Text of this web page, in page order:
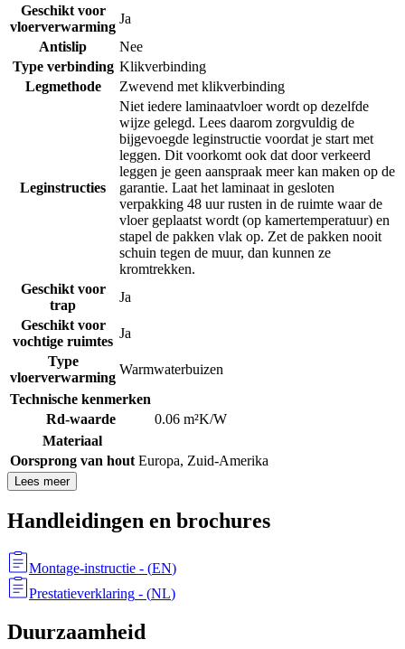
Geschikt voor
vloerverwarming
Ja
Antislip
Nee
Type verbinding Klikverbinding
Legmethode
Zwevend met klikverbinding
Leginstructies
Niet iedere laminaatvloer wordt op dezelfde
wijze gelegd. Lees daarom zorgvuldig de
bijgevoegde leginstructie voordat je start met
leggen. Dit voorkomt ook dat door verkeerd
leggen je geen aanspraak meer kan maken op de
garantie. Laat het laminaat in gesloten
verpakking 48 uur rusten in de ruimte waar de
vloer geplaatst wordt (op kamertemperatuur) en
stapel de pakken vlak op. Zet de pakken nooit
schuin tegen de muur, dan kunnen ze
kromtrekken.
Geschikt voor
trap
Ja
Geschikt voor
vochtige ruimtes
Ja
Type
vloerverwarming
Warmwaterbuizen
Technische kenmerken
Rd-waarde
0.06 m²K/W
Materiaal
Oorsprong van hout Europa, Zuid-Amerika
Lees meer
Handleidingen en brochures
Montage-instructie - (EN)
Prestatieverklaring - (NL)
Duurzaamheid